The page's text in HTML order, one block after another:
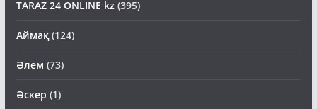
TARAZ 24 ONLINE kz(395)
Аймақ(124)
Әлем (73)
Әскер (1)